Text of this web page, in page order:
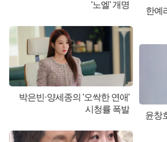
'노엘' 개명
박은빈·양세종의 '오싹한 연애'
시청률 폭발
한예
윤창